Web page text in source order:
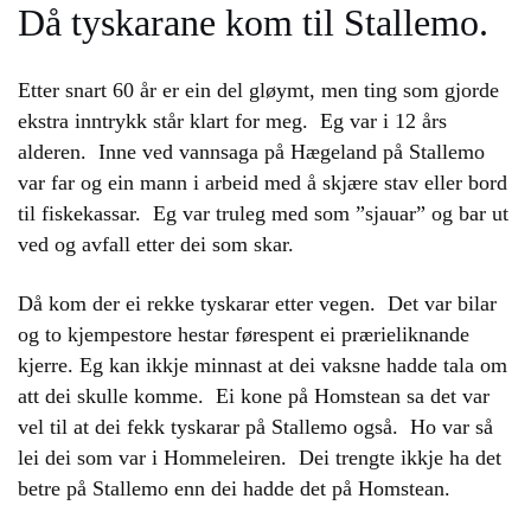
Då tyskarane kom til Stallemo.
Etter snart 60 år er ein del gløymt, men ting som gjorde
ekstra inntrykk står klart for meg. Eg var i 12 års
alderen. Inne ved vannsaga på Hægeland på Stallemo
var far og ein mann i arbeid med å skjære stav eller bord
til fiskekassar. Eg var truleg med som ”sjauar” og bar ut
ved og avfall etter dei som skar.
Då kom der ei rekke tyskarar etter vegen. Det var bilar
og to kjempestore hestar førespent ei prærieliknande
kjerre. Eg kan ikkje minnast at dei vaksne hadde tala om
att dei skulle komme. Ei kone på Homstean sa det var
vel til at dei fekk tyskarar på Stallemo også. Ho var så
lei dei som var i Hommeleiren. Dei trengte ikkje ha det
betre på Stallemo enn dei hadde det på Homstean.